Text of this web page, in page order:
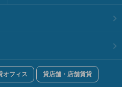
オフィス 貸店舗・店舗賃貸